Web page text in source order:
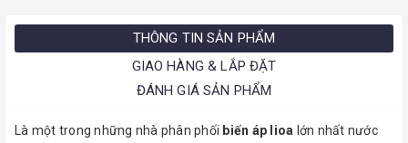
THÔNG TIN SẢN PHẨM
GIAO HÀNG & LẮP ĐẶT
ĐÁNH GIÁ SẢN PHẨM
Là một trong những nhà phân phối biến áp lioa lớn nhất nước